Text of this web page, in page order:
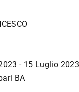
- 15 Luglio 2023
BA